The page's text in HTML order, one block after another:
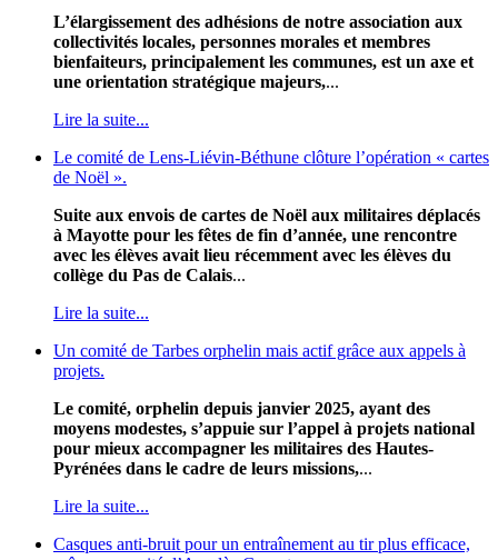
L’élargissement des adhésions de notre association aux
collectivités locales, personnes morales et membres
bienfaiteurs, principalement les communes, est un axe et
une orientation stratégique majeurs,...
Lire la suite...
Le comité de Lens-Liévin-Béthune clôture l’opération « cartes
de Noël ».
Suite aux envois de cartes de Noël aux militaires déplacés
à Mayotte pour les fêtes de fin d’année, une rencontre
avec les élèves avait lieu récemment avec les élèves du
collège du Pas de Calais...
Lire la suite...
Un comité de Tarbes orphelin mais actif grâce aux appels à
projets.
Le comité, orphelin depuis janvier 2025, ayant des
moyens modestes, s’appuie sur l’appel à projets national
pour mieux accompagner les militaires des Hautes-
Pyrénées dans le cadre de leurs missions,...
Lire la suite...
Casques anti-bruit pour un entraînement au tir plus efficace,